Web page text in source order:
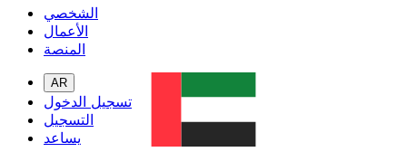
الشخصي
الأعمال
المنصة
AR
تسجيل الدخول
التسجيل
يساعد